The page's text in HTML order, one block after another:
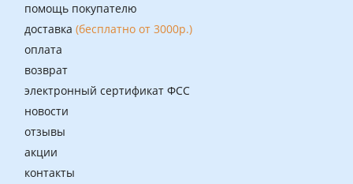
помощь покупателю
доставка (бесплатно от 3000р.)
оплата
возврат
электронный сертификат ФСС
новости
отзывы
акции
контакты